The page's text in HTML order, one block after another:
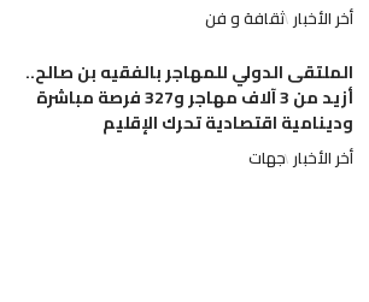
أخر الأخبار ثقافة و فن
الملتقى الدولي للمهاجر بالفقيه بن صالح..
أزيد من 3 آلاف مهاجر و327 فرصة مباشرة
ودينامية اقتصادية تحرك الإقليم
أخر الأخبار جهات